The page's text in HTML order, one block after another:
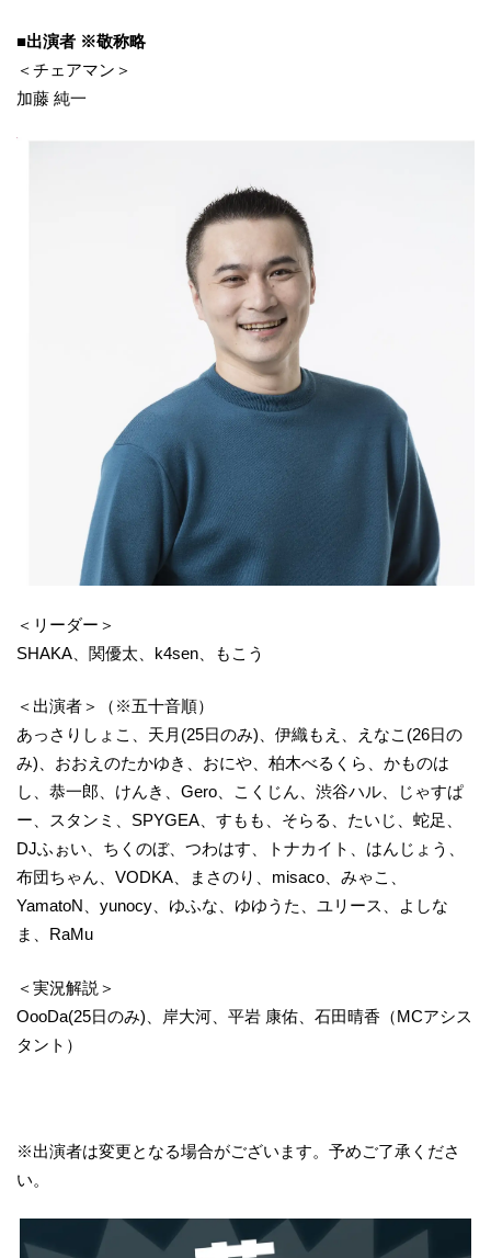
■出演者 ※敬称略
＜チェアマン＞
加藤 純一
＜リーダー＞
SHAKA、関優太、k4sen、もこう
＜出演者＞（※五十音順）
あっさりしょこ、天月(25日のみ)、伊織もえ、えなこ(26日の
み)、おおえのたかゆき、おにや、柏木べるくら、かものは
し、恭一郎、けんき、Gero、こくじん、渋谷ハル、じゃすぱ
ー、スタンミ、SPYGEA、すもも、そらる、たいじ、蛇足、
DJふぉい、ちくのぼ、つわはす、トナカイト、はんじょう、
布団ちゃん、VODKA、まさのり、misaco、みゃこ、
YamatoN、yunocy、ゆふな、ゆゆうた、ユリース、よしな
ま、RaMu
＜実況解説＞
OooDa(25日のみ)、岸大河、平岩 康佑、石田晴香（MCアシス
タント）
※出演者は変更となる場合がございます。予めご了承くださ
い。